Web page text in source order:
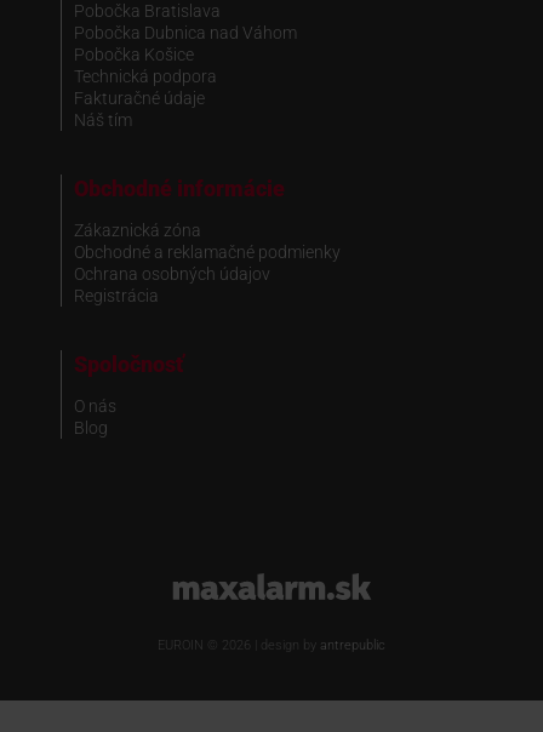
Pobočka Bratislava
Pobočka Dubnica nad Váhom
Pobočka Košice
Technická podpora
Fakturačné údaje
Náš tím
Obchodné informácie
Zákaznická zóna
Obchodné a reklamačné podmienky
Ochrana osobných údajov
Registrácia
Spoločnosť
O nás
Blog
www.maxalarm.sk
EUROIN © 2026 | design by antrepublic